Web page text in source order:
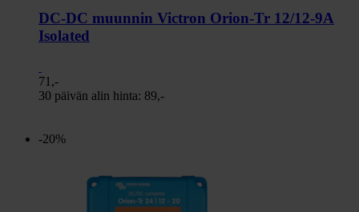
DC-DC muunnin Victron Orion-Tr 12/12-9A
Isolated
71,-
30 päivän alin hinta: 89,-
-20%